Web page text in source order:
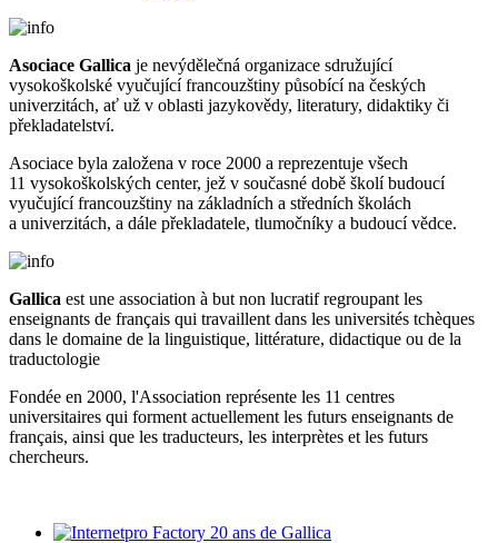
Asociace Gallica je nevýdělečná organizace sdružující
vysokoškolské vyučující francouzštiny působící na českých
univerzitách, ať už v oblasti jazykovědy, literatury, didaktiky či
překladatelství.
Asociace byla založena v roce 2000 a reprezentuje všech
11 vysokoškolských center, jež v současné době školí budoucí
vyučující francouzštiny na základních a středních školách
a univerzitách, a dále překladatele, tlumočníky a budoucí vědce.
Gallica est une association à but non lucratif regroupant les
enseignants de français qui travaillent dans les universités tchèques
dans le domaine de la linguistique, littérature, didactique ou de la
traductologie
Fondée en 2000, l'Association représente les 11 centres
universitaires qui forment actuellement les futurs enseignants de
français, ainsi que les traducteurs, les interprètes et les futurs
chercheurs.
20 ans de Gallica